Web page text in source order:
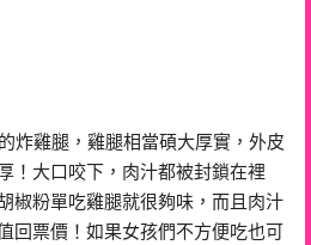
炸雞腿，雞腿相當碩大厚實，外皮
！大口咬下，肉汁都被封鎖在裡
椒粉單吃雞腿就很夠味，而且肉汁
回票價！如果女孩們不方便吃也可